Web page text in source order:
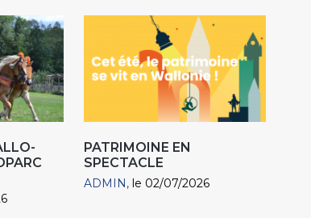
PATRIMOINE EN
SPECTACLE
ADMIN le 02/07/2026